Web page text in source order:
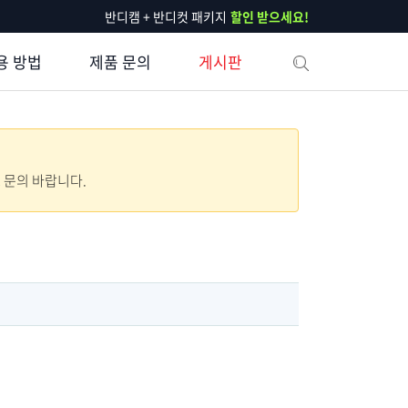
반디캠 + 반디컷 패키지 할인 받으세요!
방법 제품 문의 게시판
의 바랍니다.